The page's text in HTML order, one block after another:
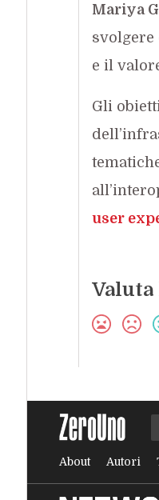
Mariya
svolgere
e il
Gli
user
About Autori